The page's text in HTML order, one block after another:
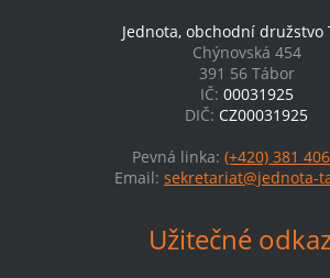
Jednota, obchodní družstvo
Chýnovská 454
391 56 Tábor
IČ: 00031925
DIČ: CZ00031925
Pevná linka: (+420) 381
Email: sekretariat@jednota-
Užitečné